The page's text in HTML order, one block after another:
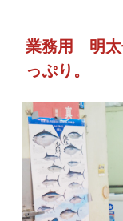
業務用 明太
っぷり。